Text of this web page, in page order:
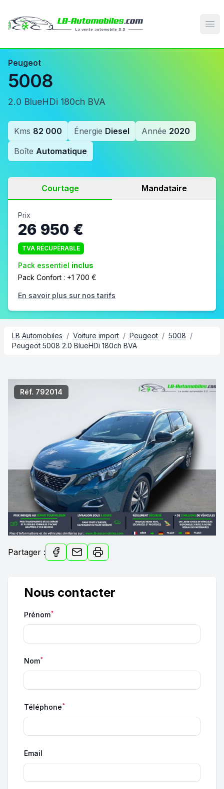
Peugeot
5008
2.0 BlueHDi 180ch BVA
Kms 82 000 Énergie Diesel Année 2020
Boîte Automatique
Courtage Mandataire
Prix
26 950 €
TVA RÉCUPÉRABLE
Pack essentiel inclus
Pack Confort : +1 700 €
En savoir plus sur nos tarifs
LB Automobiles / Voiture import / Peugeot / 5008 /
Peugeot 5008 2.0 BlueHDi 180ch BVA
Réf. 792014
Partager :
Nous contacter
Prénom*
Nom*
Téléphone*
Email